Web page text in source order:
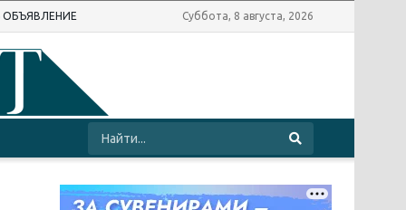
ОБЪЯВЛЕНИЕ Суббота, 8 августа, 2026